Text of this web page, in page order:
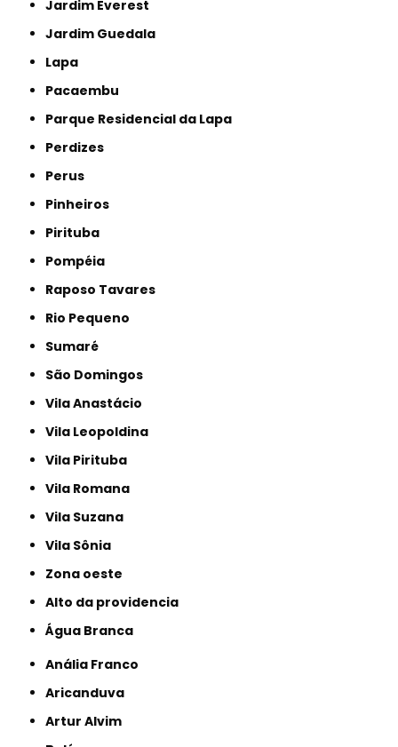
Jardim Everest
Jardim Guedala
Lapa
Pacaembu
Parque Residencial da Lapa
Perdizes
Perus
Pinheiros
Pirituba
Pompéia
Raposo Tavares
Rio Pequeno
Sumaré
São Domingos
Vila Anastácio
Vila Leopoldina
Vila Pirituba
Vila Romana
Vila Suzana
Vila Sônia
Zona oeste
alto da providencia
Água Branca
Anália Franco
Aricanduva
Artur Alvim